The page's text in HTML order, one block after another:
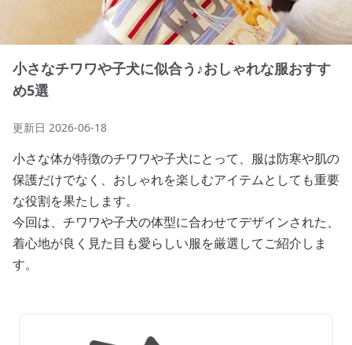
小さなチワワや子犬に似合う♪おしゃれな服おすす
め5選
更新日 2026-06-18
小さな体が特徴のチワワや子犬にとって、服は防寒や肌の
保護だけでなく、おしゃれを楽しむアイテムとしても重要
な役割を果たします。
今回は、チワワや子犬の体型に合わせてデザインされた、
着心地が良く見た目も愛らしい服を厳選してご紹介しま
す。